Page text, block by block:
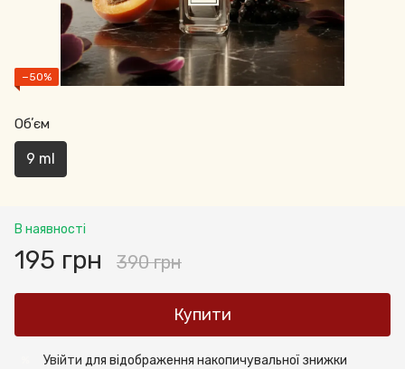
−50%
Обʼєм
9 ml
В наявності
195 грн 390 грн
Купити
Увійти для відображення накопичувальної знижки